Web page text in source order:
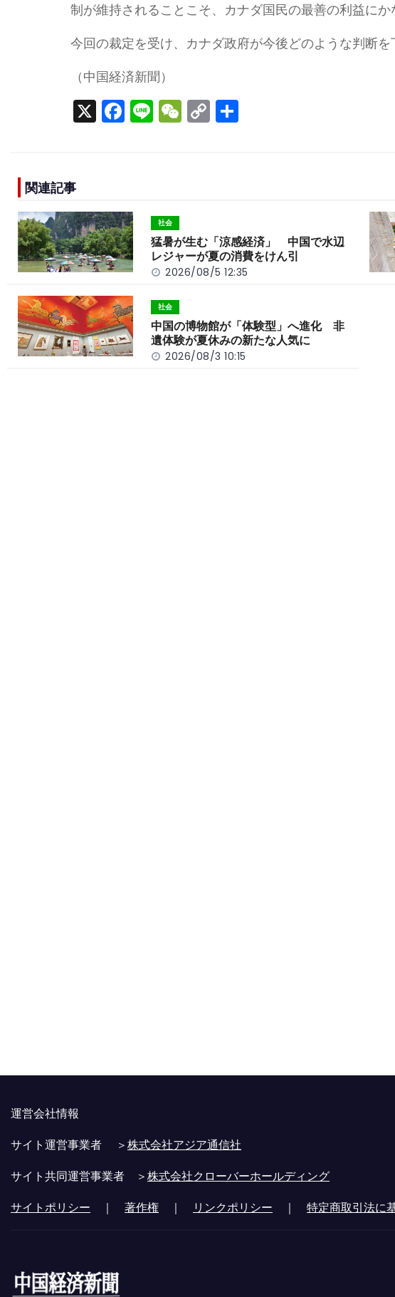
制が維持されることこそ、カナダ国民の最善の利益にか
今回の裁定を受け、カナダ政府が今後どのような判断を
（中国経済新聞）
X F
a
o
o
k
Li
n
W
e
C
o
k
関連記事
社会
猛暑が生む「涼感経済」 中国で水辺
レジャーが夏の消費をけん引
2026/08/5 12:35
社会
中国の博物館が「体験型」へ進化 非
遺体験が夏休みの新たな人気に
2026/08/3 10:15
運営会社情報
サイト運営事業者 ＞株式会社アジア通信社
サイト共同運営事業者 ＞株式会社クローバーホールディング
サイトポリシー ｜ 著作権 ｜ リンクポリシー ｜ 特定商取引法に